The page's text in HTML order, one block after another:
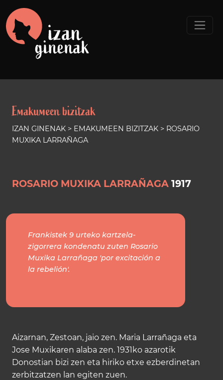
Emakumeen bizitzak
IZAN GINENAK > EMAKUMEEN BIZITZAK > ROSARIO
MUXIKA LARRAÑAGA
ROSARIO MUXIKA LARRAÑAGA 1917
Frankistek 9 urteko kartzela-
zigorrera kondenatu zuten Rosario
Muxika Larrañaga 'por excitación a
la rebelión'.
Aizarnan, Zestoan, jaio zen. Maria Larrañaga eta
Jose Muxikaren alaba zen. 1931ko azarotik
Donostian bizi zen eta hiriko etxe ezberdinetan
zerbitzatzen lan egiten zuen.